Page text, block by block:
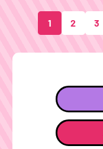
1 2 3